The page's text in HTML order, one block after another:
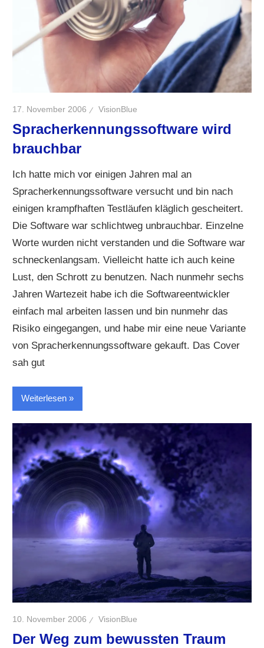
17. November 2006 VisionBlue
Spracherkennungssoftware wird
brauchbar
Ich hatte mich vor einigen Jahren mal an
Spracherkennungssoftware versucht und bin nach
einigen krampfhaften Testläufen kläglich gescheitert.
Die Software war schlichtweg unbrauchbar. Einzelne
Worte wurden nicht verstanden und die Software war
schneckenlangsam. Vielleicht hatte ich auch keine
Lust, den Schrott zu benutzen. Nach nunmehr sechs
Jahren Wartezeit habe ich die Softwareentwickler
einfach mal arbeiten lassen und bin nunmehr das
Risiko eingegangen, und habe mir eine neue Variante
von Spracherkennungssoftware gekauft. Das Cover
sah gut
Weiterlesen
10. November 2006 VisionBlue
Der Weg zum bewussten Traum